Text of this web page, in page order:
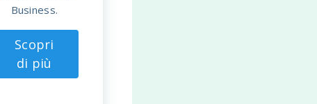
Business.
Scopri
di più